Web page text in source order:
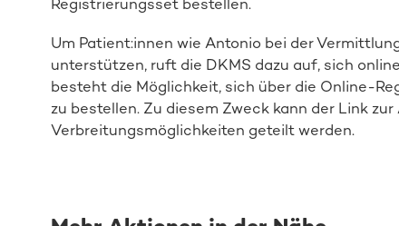
Registrierungsset bestellen.
Um Patient:innen wie Antonio bei der
unterstützen, ruft die DKMS dazu auf, sich
besteht die Möglichkeit, sich über die Online-
zu bestellen. Zu diesem Zweck kann der Link
Verbreitungsmöglichkeiten geteilt werden.